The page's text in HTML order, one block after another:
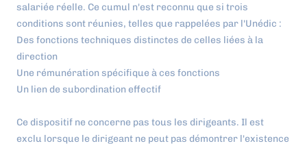
salariée réelle. Ce cumul n'est reconnu que si trois
conditions sont réunies, telles que rappelées par l'Unédic :
Des fonctions techniques distinctes de celles liées à la
direction
Une rémunération spécifique à ces fonctions
Un lien de subordination effectif
Ce dispositif ne concerne pas tous les dirigeants. Il est
exclu lorsque le dirigeant ne peut pas démontrer l'existence